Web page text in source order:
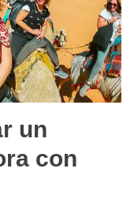
un
con